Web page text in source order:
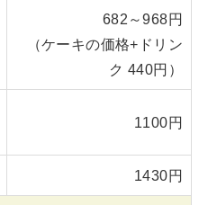
682～968円
（ケーキの価格+ドリン
ク 440円）
1100円
1430円